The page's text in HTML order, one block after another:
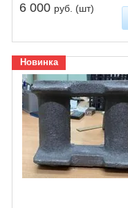
6 000 руб. (шт)
Новинка